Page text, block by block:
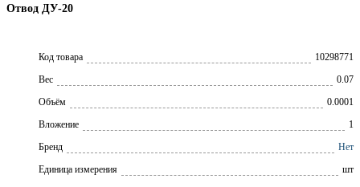
Отвод ДУ-20
Код товара
10298771
Вес
0.07
Объём
0.0001
Вложение
1
Брeнд
Нет
Единица измерения
шт